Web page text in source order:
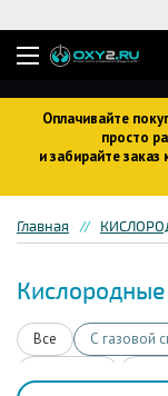
Оплачивайте
просто
и забирайте
Главная
Все С газовой